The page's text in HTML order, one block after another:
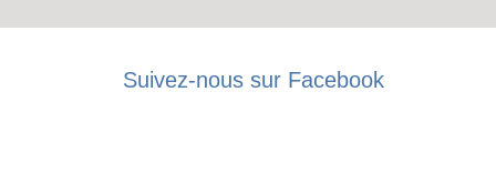
RECEVEZ
LES
Suivez-nous sur Facebook